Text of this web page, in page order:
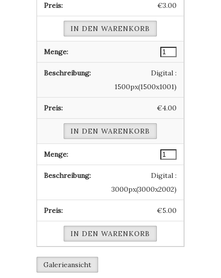
€3.00
IN DEN WARENKORB
Digital :
1500px(1500x1001)
€4.00
IN DEN WARENKORB
Digital :
3000px(3000x2002)
€5.00
IN DEN WARENKORB
Galerieansicht